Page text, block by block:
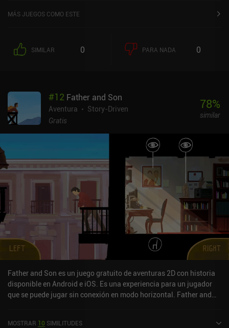
MÁS JUEGOS COMO ESTE
SIMILAR 0 PARA NADA 0
#12 Father and Son
Aventura
Story-Driven
Gratis
78%
similar
Father and Son es un juego gratuito de aventuras 2D con historia
disponible en Android e iOS. Es una experiencia para un jugador
que se puede jugar sin conexión en modo horizontal. Father and
MOSTRAR 10 SIMILITUDES